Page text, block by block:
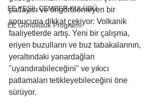
EE YEŞİL ÇEMBER KULÜBÜ
EE Gönüllülük Programı
patlayıcı ve öngörülemeyen bir
sonucuna dikkat çekiyor: Volkanik
faaliyetlerde artış. Yeni bir çalışma,
eriyen buzulların ve buz tabakalarının,
yeraltındaki yanardağları
"uyandırabileceğini" ve yıkıcı
patlamaları tetikleyebileceğini öne
sürüyor.